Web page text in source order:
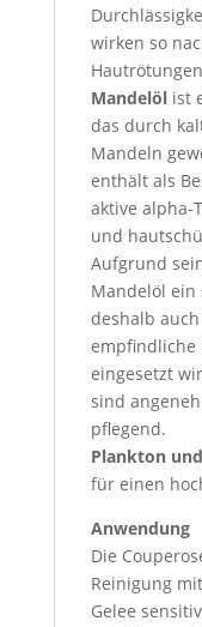
wirken so
Mandelölist
das durch
Mandeln
enthält als
aktive alpha-
und
Aufgrund
Mandelöl ein
deshalb
empfindliche
eingesetzt
sind
pflegend.
Plankton
für einen
Anwendung
Die
Reinigung mit
Gelee